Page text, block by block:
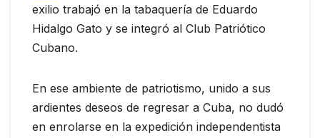
exilio trabajó en la tabaquería de Eduardo
Hidalgo Gato y se integró al Club Patriótico
Cubano.
En ese ambiente de patriotismo, unido a sus
ardientes deseos de regresar a Cuba, no dudó
en enrolarse en la expedición independentista